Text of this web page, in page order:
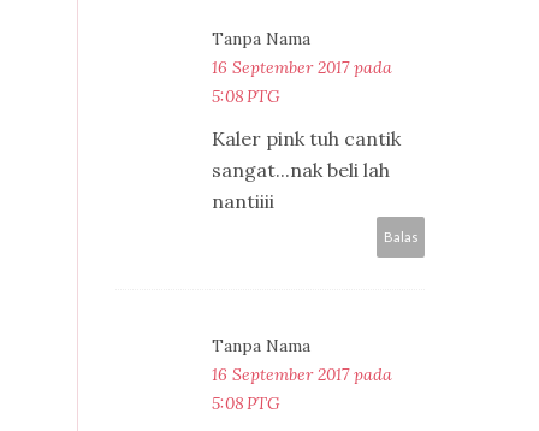
Tanpa Nama
16 September 2017 pada
5:08 PTG
Kaler pink tuh cantik
sangat...nak beli lah
nantiiii
Balas
Tanpa Nama
16 September 2017 pada
5:08 PTG